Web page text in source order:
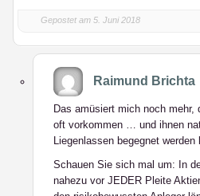
Gepostet am 5. Juni 2018
Raimund Brichta
Das amüsiert mich noch mehr,
oft vorkommen … und ihnen
Liegenlassen begegnet werden
Schauen Sie sich mal um: In
nahezu vor JEDER Pleite